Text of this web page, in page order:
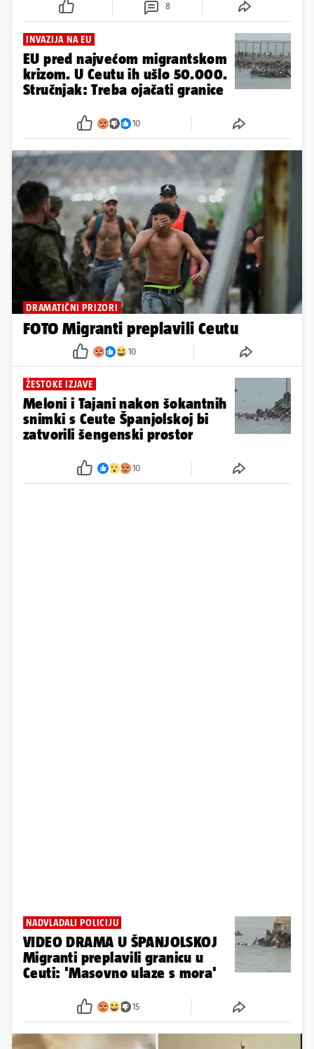
8
INVAZIJA NA EU
EU pred najvećom migrantskom
krizom. U Ceutu ih ušlo 50.000.
Stručnjak: Treba ojačati granice
10
DRAMATIČNI PRIZORI
FOTO Migranti preplavili Ceutu
10
ŽESTOKE IZJAVE
Meloni i Tajani nakon šokantnih
snimki s Ceute Španjolskoj bi
zatvorili šengenski prostor
10
NADVLADALI POLICIJU
VIDEO DRAMA U ŠPANJOLSKOJ
Migranti preplavili granicu u
Ceuti: 'Masovno ulaze s mora'
15